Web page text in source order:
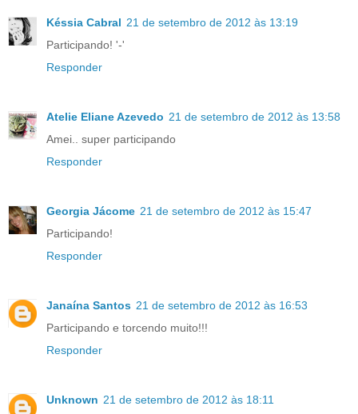
Késsia Cabral 21 de setembro de 2012 às 13:19
Participando! '-'
Responder
Atelie Eliane Azevedo 21 de setembro de 2012 às 13:58
Amei.. super participando
Responder
Georgia Jácome 21 de setembro de 2012 às 15:47
Participando!
Responder
Janaína Santos 21 de setembro de 2012 às 16:53
Participando e torcendo muito!!!
Responder
Unknown 21 de setembro de 2012 às 18:11